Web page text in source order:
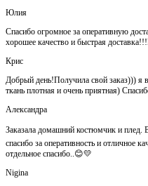
Юлия
Спасибо огромное за оперативную
хорошее качество и быстрая
Крис
Добрый день!Получила свой заказ))) я
ткань плотная и очень приятная)
Александра
Заказала домашний костюмчик и плед.
спасибо за оперативность и отличное
отдельное спасибо..😊💛
Nigina